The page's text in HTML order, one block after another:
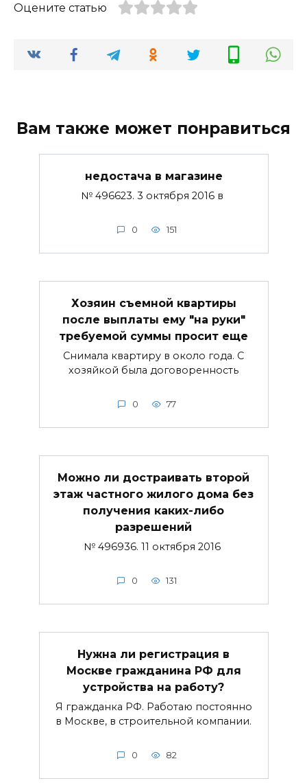
Оцените статью
Вам также может понравиться
недостача в магазине
№ 496623. 3 октября 2016 в
0 151
Хозяин съемной квартиры
после выплаты ему "на руки"
требуемой суммы просит еще
Снимала квартиру в около года. С
хозяйкой была договоренность
0 77
Можно ли достраивать второй
этаж частного жилого дома без
получения каких-либо
разрешений
№ 496936. 11 октября 2016
0 131
Нужна ли регистрация в
Москве гражданина РФ для
устройства на работу?
Я гражданка РФ. Работаю постоянно
в Москве, в строительной компании.
0 82